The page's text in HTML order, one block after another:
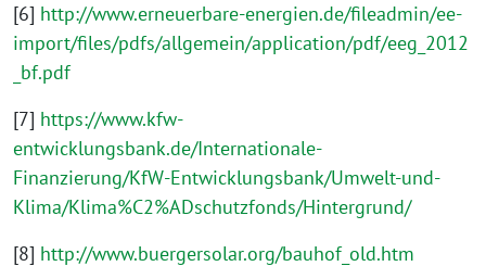
[6] http://www.erneuerbare-energien.de/fileadmin/ee-
import/files/pdfs/allgemein/application/pdf/eeg_2012
_bf.pdf
[7] https://www.kfw-
entwicklungsbank.de/Internationale-
Finanzierung/KfW-Entwicklungsbank/Umwelt-und-
Klima/Klima%C2%ADschutzfonds/Hintergrund/
[8] http://www.buergersolar.org/bauhof_old.htm